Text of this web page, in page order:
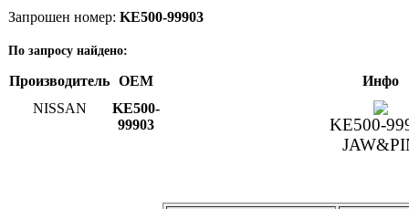
Запрошен номер: KE500-99903
По запросу найдено:
Производитель OEM
Инфо
NISSAN
KE500-
99903
KE500-